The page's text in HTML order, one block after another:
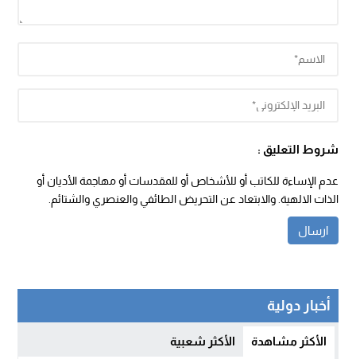
شروط التعليق :
عدم الإساءة للكاتب أو للأشخاص أو للمقدسات أو مهاجمة الأديان أو
الذات الالهية. والابتعاد عن التحريض الطائفي والعنصري والشتائم.
أخبار دولية
الأكثر مشاهدة الأكثر شعبية